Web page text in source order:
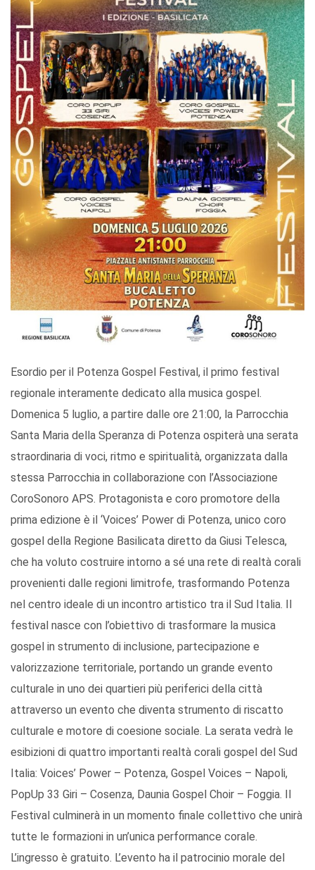
Esordio per il Potenza Gospel Festival, il primo festival
regionale interamente dedicato alla musica gospel.
Domenica 5 luglio, a partire dalle ore 21:00, la Parrocchia
Santa Maria della Speranza di Potenza ospiterà una serata
straordinaria di voci, ritmo e spiritualità, organizzata dalla
stessa Parrocchia in collaborazione con l’Associazione
CoroSonoro APS. Protagonista e coro promotore della
prima edizione è il ‘Voices’ Power di Potenza, unico coro
gospel della Regione Basilicata diretto da Giusi Telesca,
che ha voluto costruire intorno a sé una rete di realtà corali
provenienti dalle regioni limitrofe, trasformando Potenza
nel centro ideale di un incontro artistico tra il Sud Italia. Il
festival nasce con l’obiettivo di trasformare la musica
gospel in strumento di inclusione, partecipazione e
valorizzazione territoriale, portando un grande evento
culturale in uno dei quartieri più periferici della città
attraverso un evento che diventa strumento di riscatto
culturale e motore di coesione sociale. La serata vedrà le
esibizioni di quattro importanti realtà corali gospel del Sud
Italia: Voices’ Power – Potenza, Gospel Voices – Napoli,
PopUp 33 Giri – Cosenza, Daunia Gospel Choir – Foggia. Il
Festival culminerà in un momento finale collettivo che unirà
tutte le formazioni in un’unica performance corale.
L’ingresso è gratuito. L’evento ha il patrocinio morale del